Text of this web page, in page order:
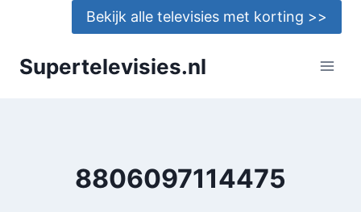
Bekijk alle televisies met korting >>
Supertelevisies.nl
8806097114475